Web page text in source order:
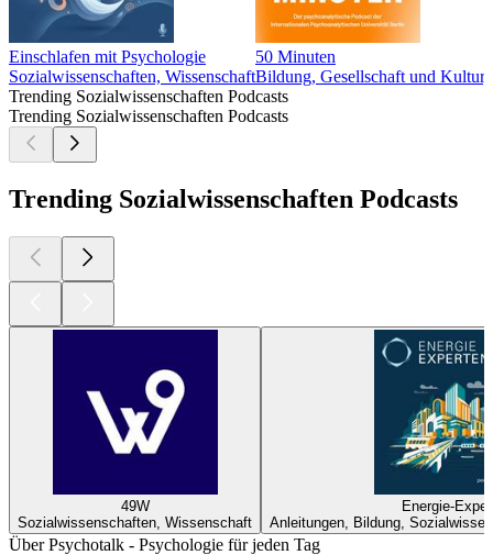
Einschlafen mit Psychologie
Sozialwissenschaften, Wissenschaft
50 Minuten
Bildung, Gesellschaft und Kultur,
Trending Sozialwissenschaften Podcasts
Trending Sozialwissenschaften Podcasts
Trending Sozialwissenschaften Podcasts
49W
Sozialwissenschaften, Wissenschaft
Energie-
Anleitungen, Bildung,
Über Psychotalk - Psychologie für jeden Tag